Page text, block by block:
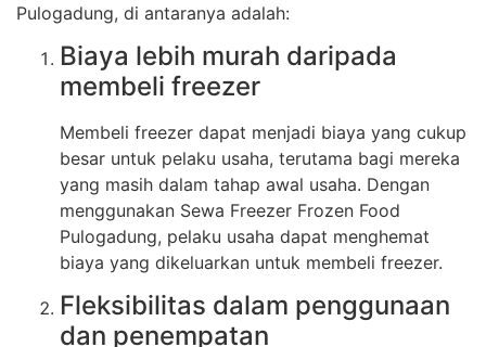
Pulogadung, di antaranya adalah:
Biaya lebih murah daripada
membeli freezer
Membeli freezer dapat menjadi biaya yang cukup
besar untuk pelaku usaha, terutama bagi mereka
yang masih dalam tahap awal usaha. Dengan
menggunakan Sewa Freezer Frozen Food
Pulogadung, pelaku usaha dapat menghemat
biaya yang dikeluarkan untuk membeli freezer.
Fleksibilitas dalam penggunaan
dan penempatan